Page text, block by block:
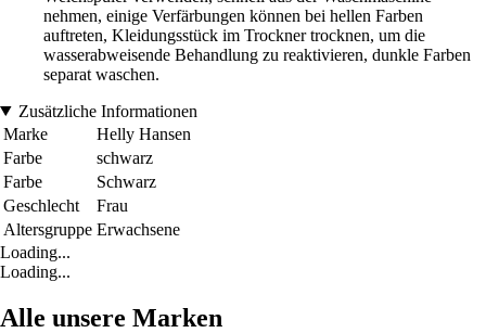
nehmen, einige Verfärbungen können bei hellen Farben
auftreten, Kleidungsstück im Trockner trocknen, um die
wasserabweisende Behandlung zu reaktivieren, dunkle Farben
separat waschen.
Zusätzliche Informationen
Marke
Helly Hansen
Farbe
schwarz
Farbe
Schwarz
Geschlecht
Frau
Altersgruppe Erwachsene
Loading...
Loading...
Alle unsere Marken